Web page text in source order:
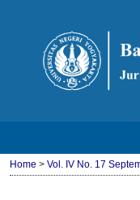
Home > Vol. IV No. 17